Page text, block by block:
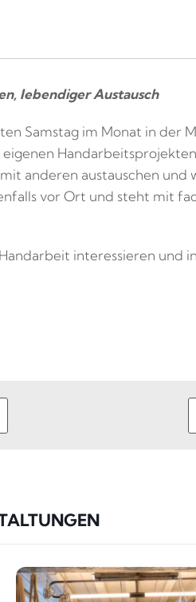
lebendiger Austausch
Samstag im Monat in der
anderen austauschen und
vor Ort und steht mit
interessieren und